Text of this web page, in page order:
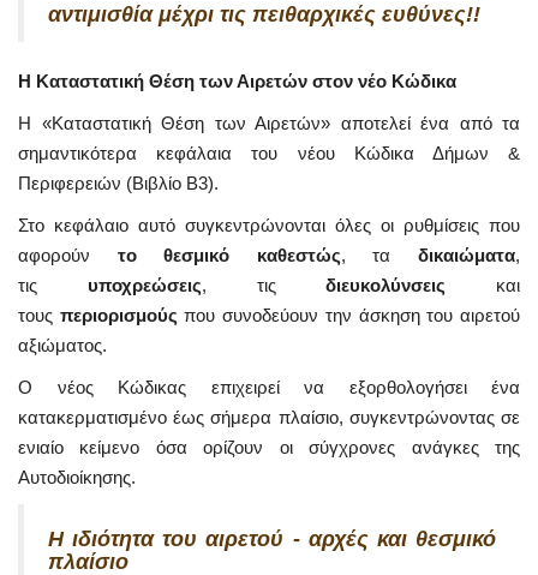
αντιμισθία μέχρι τις πειθαρχικές ευθύνες!!
Η Καταστατική Θέση των Αιρετών στον νέο Κώδικα
Η «Καταστατική Θέση των Αιρετών» αποτελεί ένα από τα
σημαντικότερα κεφάλαια του νέου Κώδικα Δήμων &
Περιφερειών (Βιβλίο Β3).
Στο κεφάλαιο αυτό συγκεντρώνονται όλες οι ρυθμίσεις που
αφορούν το θεσμικό καθεστώς, ταδικαιώματα,
τις υποχρεώσεις, τιςδιευκολύνσεις και
τους περιορισμούς που συνοδεύουν την άσκηση του αιρετού
αξιώματος.
Ο νέος Κώδικας επιχειρεί να εξορθολογήσει ένα
κατακερματισμένο έως σήμερα πλαίσιο, συγκεντρώνοντας σε
ενιαίο κείμενο όσα ορίζουν οι σύγχρονες ανάγκες της
Αυτοδιοίκησης.
Η ιδιότητα του αιρετού - αρχές και θεσμικό
πλαίσιο